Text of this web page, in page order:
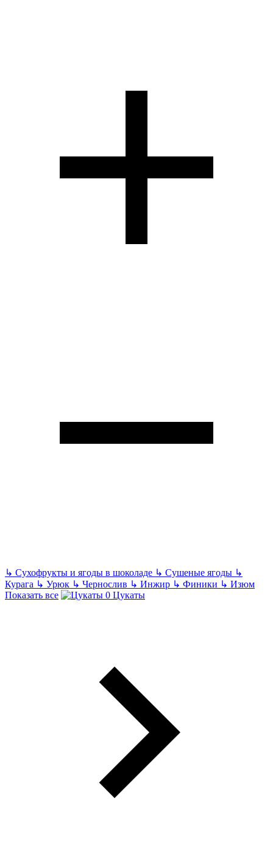
↳ Сухофрукты и ягоды в шоколаде ↳ Сушеные ягоды ↳
Курага ↳ Урюк ↳ Чернослив ↳ Инжир ↳ Финики ↳ Изюм
Показать все
Цукаты